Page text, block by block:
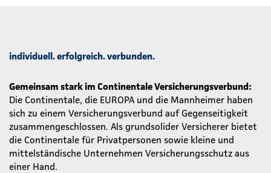
individuell. erfolgreich. verbunden.
Gemeinsam stark im Continentale Versicherungsverbund:
Die Continentale, die EUROPA und die Mannheimer haben
sich zu einem Versicherungsverbund auf Gegenseitigkeit
zusammengeschlossen. Als grundsolider Versicherer bietet
die Continentale für Privatpersonen sowie kleine und
mittelständische Unternehmen Versicherungsschutz aus
einer Hand.